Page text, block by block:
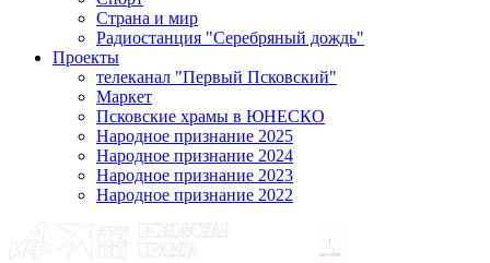
Страна и мир
Радиостанция "Серебряный дождь"
Проекты
телеканал "Первый Псковский"
Маркет
Псковские храмы в ЮНЕСКО
Народное признание 2025
Народное признание 2024
Народное признание 2023
Народное признание 2022